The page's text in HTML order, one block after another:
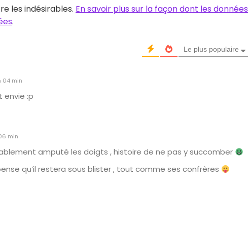
les indésirables. En savoir plus sur la façon dont les données
.
Le plus populaire
04 min
envie :p
min
amputé les doigts , histoire de ne pas y succomber
qu’il restera sous blister , tout comme ses confrères